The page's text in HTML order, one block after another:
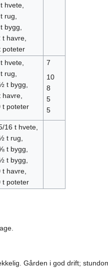
hvete,
rug,
bygg,
t havre,
poteter
hvete,
rug,
t bygg,
havre,
t poteter
7
10
8
5
5
16 t hvete,
t rug,
t bygg,
t bygg,
t havre,
t poteter
Gården i god drift;